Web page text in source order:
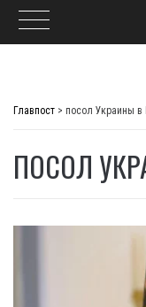
Главпост > посол Украины в
ПОСОЛ